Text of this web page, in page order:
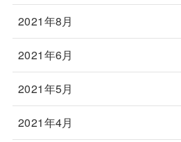
2021年8月
2021年6月
2021年5月
2021年4月